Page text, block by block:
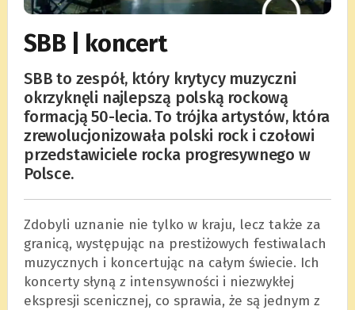
SBB | koncert
SBB to zespół, który krytycy muzyczni
okrzyknęli najlepszą polską rockową
formacją 50-lecia. To trójka artystów, która
zrewolucjonizowała polski rock i czołowi
przedstawiciele rocka progresywnego w
Polsce.
Zdobyli uznanie nie tylko w kraju, lecz także za
granicą, występując na prestiżowych festiwalach
muzycznych i koncertując na całym świecie. Ich
koncerty słyną z intensywności i niezwykłej
ekspresji scenicznej, co sprawia, że są jednym z